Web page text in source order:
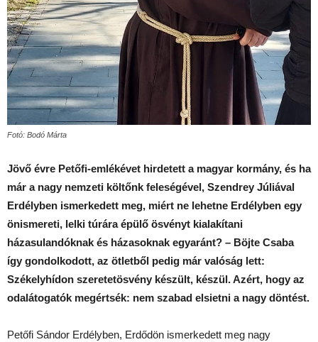
Fotó: Bodó Márta
Jövő évre Petőfi-emlékévet hirdetett a magyar kormány, és ha
már a nagy nemzeti költőnk feleségével, Szendrey Júliával
Erdélyben ismerkedett meg, miért ne lehetne Erdélyben egy
önismereti, lelki túrára épülő ösvényt kialakítani
házasulandóknak és házasoknak egyaránt? – Böjte Csaba
így gondolkodott, az ötletből pedig már valóság lett:
Székelyhídon szeretetösvény készült, készül. Azért, hogy az
odalátogatók megértsék: nem szabad elsietni a nagy döntést.
Petőfi Sándor Erdélyben, Erdődön ismerkedett meg nagy